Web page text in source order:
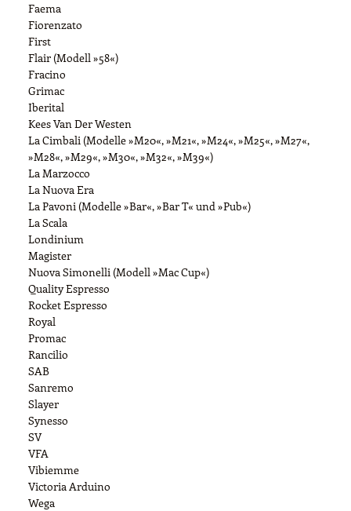
Faema
Fiorenzato
First
Flair (Modell »58«)
Fracino
Grimac
Iberital
Kees Van Der Westen
La Cimbali (Modelle »M20«, »M21«, »M24«, »M25«, »M27«,
»M28«, »M29«, »M30«, »M32«, »M39«)
La Marzocco
La Nuova Era
La Pavoni (Modelle »Bar«, »Bar T« und »Pub«)
La Scala
Londinium
Magister
Nuova Simonelli (Modell »Mac Cup«)
Quality Espresso
Rocket Espresso
Royal
Promac
Rancilio
SAB
Sanremo
Slayer
Synesso
SV
VFA
Vibiemme
Victoria Arduino
Wega